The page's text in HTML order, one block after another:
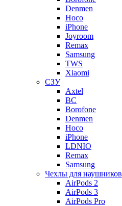
Denmen
Hoco
iPhone
Joyroom
Remax
Samsung
TWS
Xiaomi
СЗУ
Axtel
BC
Borofone
Denmen
Hoco
iPhone
LDNIO
Remax
Samsung
Чехлы для наушников
AirPods 2
AirPods 3
AirPods Pro